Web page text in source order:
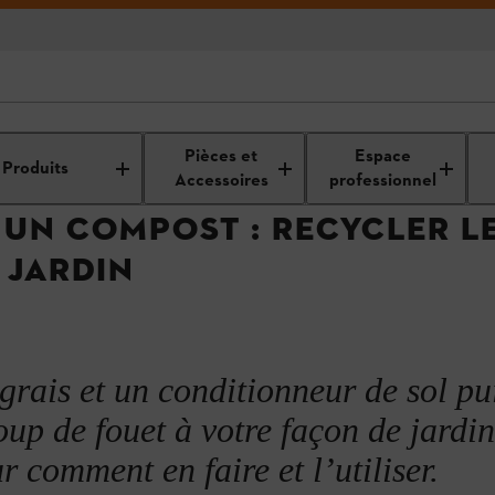
Produits
Pièces et
Accessoires
Espace
professionnel
Nettoyage et entretien de votre jardin Évacuation des
COMPOST : RECYCLER
et un conditionneur de sol
de fouet à votre façon de
comment en faire et l’utiliser.
?
de votre composteur ?
de jardin